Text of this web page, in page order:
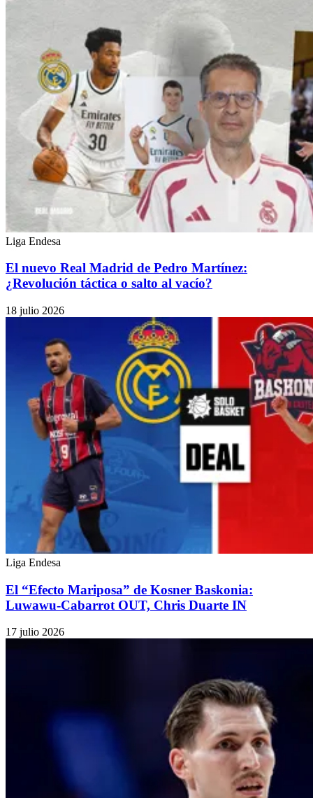
Liga Endesa
El nuevo Real Madrid de Pedro Martínez:
¿Revolución táctica o salto al vacío?
18 julio 2026
Liga Endesa
El “Efecto Mariposa” de Kosner Baskonia:
Luwawu-Cabarrot OUT, Chris Duarte IN
17 julio 2026